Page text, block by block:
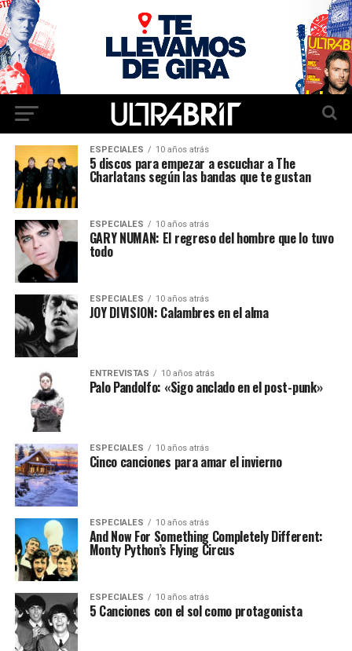
ESPECIALES 10 años atrás
5 discos para empezar a escuchar a The
Charlatans según las bandas que te gustan
ESPECIALES 10 años atrás
GARY NUMAN: El regreso del hombre que lo tuvo
todo
ESPECIALES 10 años atrás
JOY DIVISION: Calambres en el alma
ENTREVISTAS 10 años atrás
Palo Pandolfo: «Sigo anclado en el post-punk»
ESPECIALES 10 años atrás
Cinco canciones para amar el invierno
ESPECIALES 10 años atrás
And Now For Something Completely Different:
Monty Python’s Flying Circus
ESPECIALES 10 años atrás
5 Canciones con el sol como protagonista